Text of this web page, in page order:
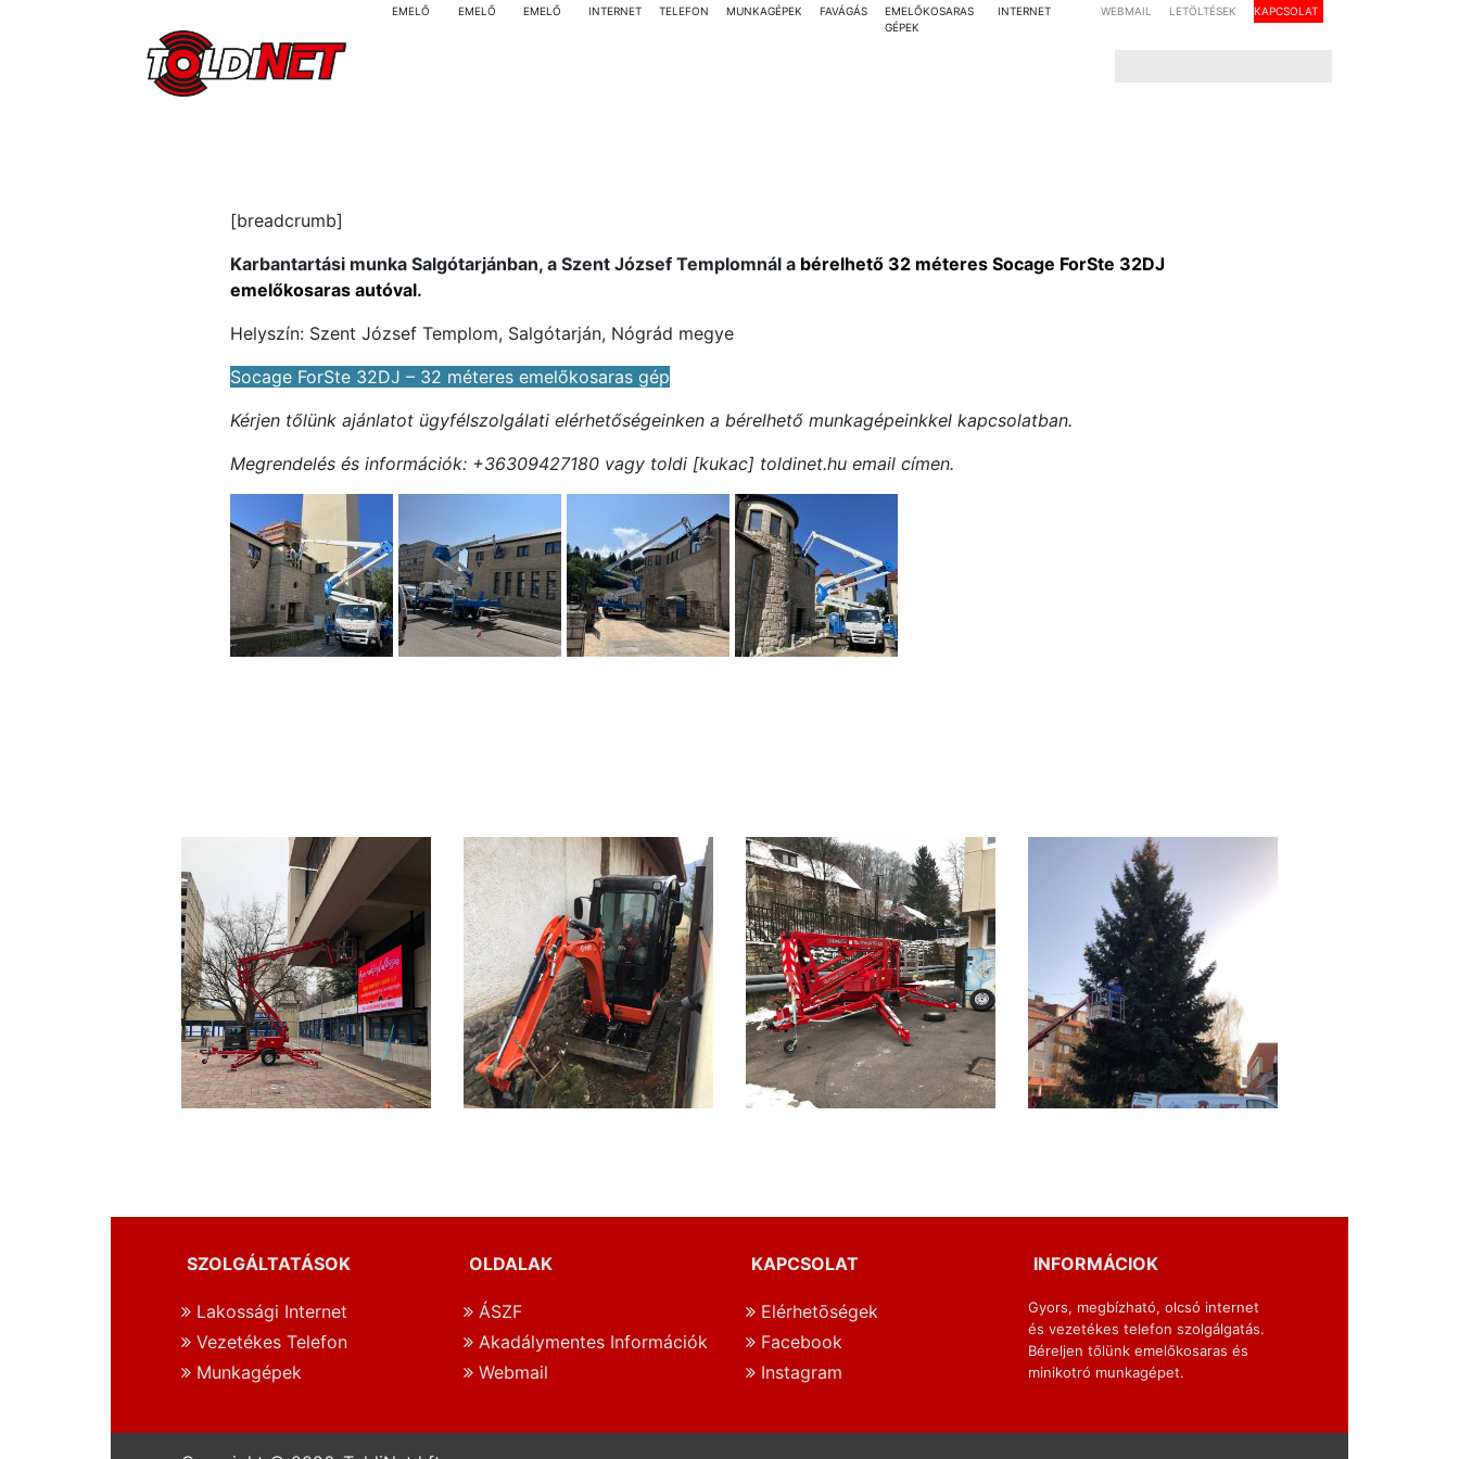
EMELŐ
EMELŐ
EMELŐ
INTERNET TELEFON MUNKAGÉPEK FAVÁGÁS
EMELŐKOSARAS
GÉPEK
INTERNET
WEBMAIL LETÖLTÉSEK KAPCSOLAT
[breadcrumb]
Karbantartási munka Salgótarjánban, a Szent József Templomnál a bérelhető 32 méteres Socage ForSte 32DJ
emelőkosaras autóval.
Helyszín: Szent József Templom, Salgótarján, Nógrád megye
Socage ForSte 32DJ – 32 méteres emelőkosaras gép
Kérjen tőlünk ajánlatot ügyfélszolgálati elérhetőségeinken a bérelhető munkagépeinkkel kapcsolatban.
Megrendelés és információk: +36309427180 vagy toldi [kukac] toldinet.hu email címen.
SZOLGÁLTATÁSOK
Lakossági Internet
Vezetékes Telefon
Munkagépek
OLDALAK
ÁSZF
Akadálymentes Információk
Webmail
KAPCSOLAT
Elérhetōségek
Facebook
Instagram
INFORMÁCIOK
Gyors, megbízható, olcsó internet
és vezetékes telefon szolgálgatás.
Béreljen tőlünk emelőkosaras és
minikotró munkagépet.